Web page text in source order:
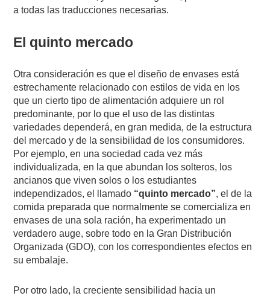
a todas las traducciones necesarias.
El quinto mercado
Otra consideración es que el diseño de envases está
estrechamente relacionado con estilos de vida en los
que un cierto tipo de alimentación adquiere un rol
predominante, por lo que el uso de las distintas
variedades dependerá, en gran medida, de la estructura
del mercado y de la sensibilidad de los consumidores.
Por ejemplo, en una sociedad cada vez más
individualizada, en la que abundan los solteros, los
ancianos que viven solos o los estudiantes
independizados, el llamado “quinto mercado”, el de la
comida preparada que normalmente se comercializa en
envases de una sola ración, ha experimentado un
verdadero auge, sobre todo en la Gran Distribución
Organizada (GDO), con los correspondientes efectos en
su embalaje.
Por otro lado, la creciente sensibilidad hacia un